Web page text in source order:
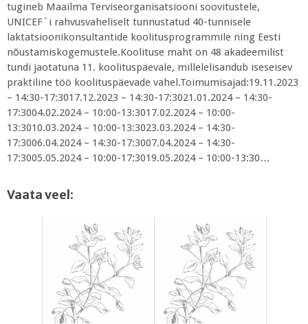
tugineb Maailma Terviseorganisatsiooni soovitustele,
UNICEF`i rahvusvaheliselt tunnustatud 40-tunnisele
laktatsioonikonsultantide koolitusprogrammile ning Eesti
nõustamiskogemustele.Koolituse maht on 48 akadeemilist
tundi jaotatuna 11. koolituspäevale, millelelisandub iseseisev
praktiline töö koolituspäevade vahel.Toimumisajad:19.11.2023
– 14:30-17:3017.12.2023 – 14:30-17:3021.01.2024 – 14:30-
17:3004.02.2024 – 10:00-13:3017.02.2024 – 10:00-
13:3010.03.2024 – 10:00-13:3023.03.2024 – 14:30-
17:3006.04.2024 – 14:30-17:3007.04.2024 – 14:30-
17:3005.05.2024 – 10:00-17:3019.05.2024 – 10:00-13:30…
Vaata veel: